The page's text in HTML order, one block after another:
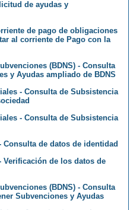
de ayudas y
de pago de obligaciones
al corriente de Pago con la
(BDNS) - Consulta
y Ayudas ampliado de BDNS
- Consulta de Subsistencia
- Consulta de Subsistencia
Consulta de datos de identidad
Verificación de los datos de
(BDNS) - Consulta
Subvenciones y Ayudas